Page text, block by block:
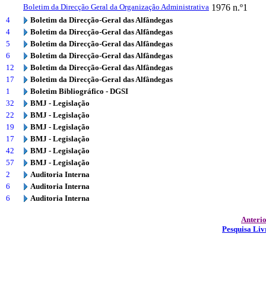
Boletim da Direcção Geral da Organização Administrativa 1976 n.º1
4
Boletim da Direcção-Geral das Alfândegas
4
Boletim da Direcção-Geral das Alfândegas
5
Boletim da Direcção-Geral das Alfândegas
6
Boletim da Direcção-Geral das Alfândegas
12
Boletim da Direcção-Geral das Alfândegas
17
Boletim da Direcção-Geral das Alfândegas
1
Boletim Bibliográfico - DGSI
32
BMJ - Legislação
22
BMJ - Legislação
19
BMJ - Legislação
17
BMJ - Legislação
42
BMJ - Legislação
57
BMJ - Legislação
2
Auditoria Interna
6
Auditoria Interna
6
Auditoria Interna
Pesquisa